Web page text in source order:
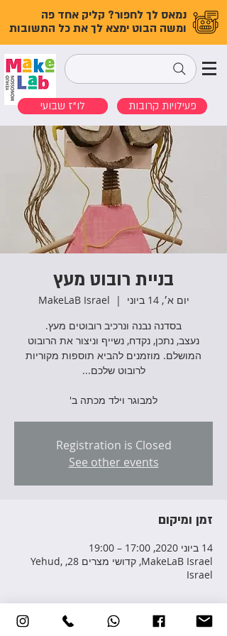
נמאס לך לחפור? קליק אחד פה
ומשה הבוט ימצא לך את כל התשובות
לו"ז שבועי פעילויות קרובות
בניית רובוט מעץ
יום א׳, 14 ביוני
  |
MakeLaB Israel
נעצב, נתכן, נקדח, נשייף וניצור את הרובוט
המושלם. מוזמנים להביא תוספות מקוריות
למבוגר וילד מכתה ב'
Registration is Closed
See other events
זמן ומיקום
14 ביוני 2020, 17:00 – 19:00
MakeLaB Israel, קדושי מצרים 28, Yehud,
Israel
פרטי האירוע